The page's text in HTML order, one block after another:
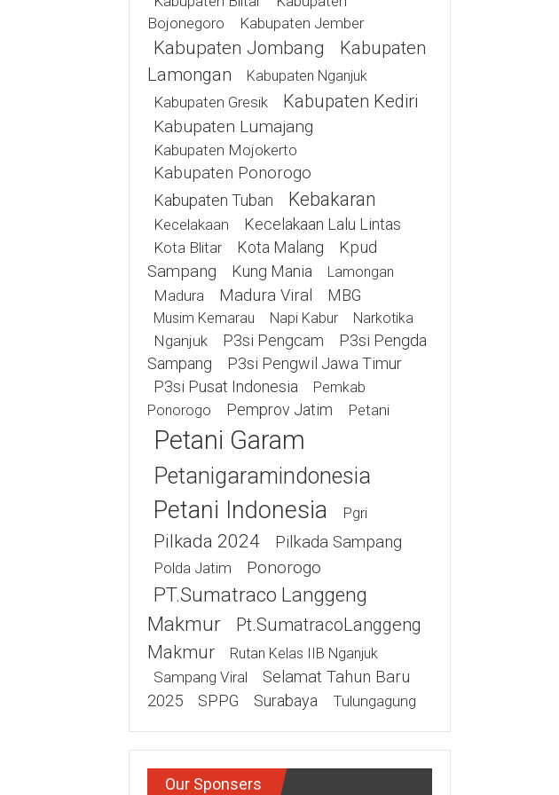
Bojonegoro
Kabupaten Jember
Kabupaten Jombang
Kabupaten
Lamongan
Kabupaten Nganjuk
Kabupaten Gresik Kabupaten Kediri
Kabupaten Lumajang
Kabupaten Mojokerto
Kabupaten Ponorogo
Kabupaten Tuban Kebakaran
Kecelakaan Kecelakaan Lalu Lintas
Kota Blitar Kota Malang
Kpud
Sampang
Kung Mania Lamongan
Madura Madura Viral MBG
Musim Kemarau Napi Kabur Narkotika
Nganjuk P3si Pengcam
P3si Pengda
Sampang
P3si Pengwil Jawa Timur
P3si Pusat Indonesia
Pemkab
Ponorogo
Pemprov Jatim Petani
Petani Garam
Petanigaramindonesia
Petani Indonesia Pgri
Pilkada 2024 Pilkada Sampang
Polda Jatim Ponorogo
PT.Sumatraco Langgeng
Makmur
Pt.SumatracoLanggeng
Makmur
Rutan Kelas IIB Nganjuk
Sampang Viral
Selamat Tahun Baru
2025
SPPG Surabaya Tulungagung
Our Sponsers